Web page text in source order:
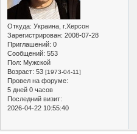
Откуда: Украина, г.Херсон
Зарегистрирован: 2008-07-28
Приглашений: 0
Сообщений: 553
Пол: Мужской
Возраст: 53 [1973-04-11]
Провел на форуме:
5 дней 0 часов
Последний визит:
2026-04-22 10:55:40